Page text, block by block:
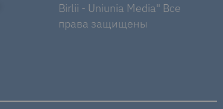
Birlii - Uniunia Media" Все
права защищены